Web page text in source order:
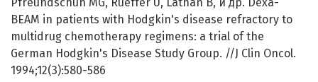
Pfreundschuh MG, Rueffer U, Lathan B, и др. Dexa-
BEAM in patients with Hodgkin's disease refractory to
multidrug chemotherapy regimens: a trial of the
German Hodgkin's Disease Study Group. //J Clin Oncol.
1994;12(3):580-586